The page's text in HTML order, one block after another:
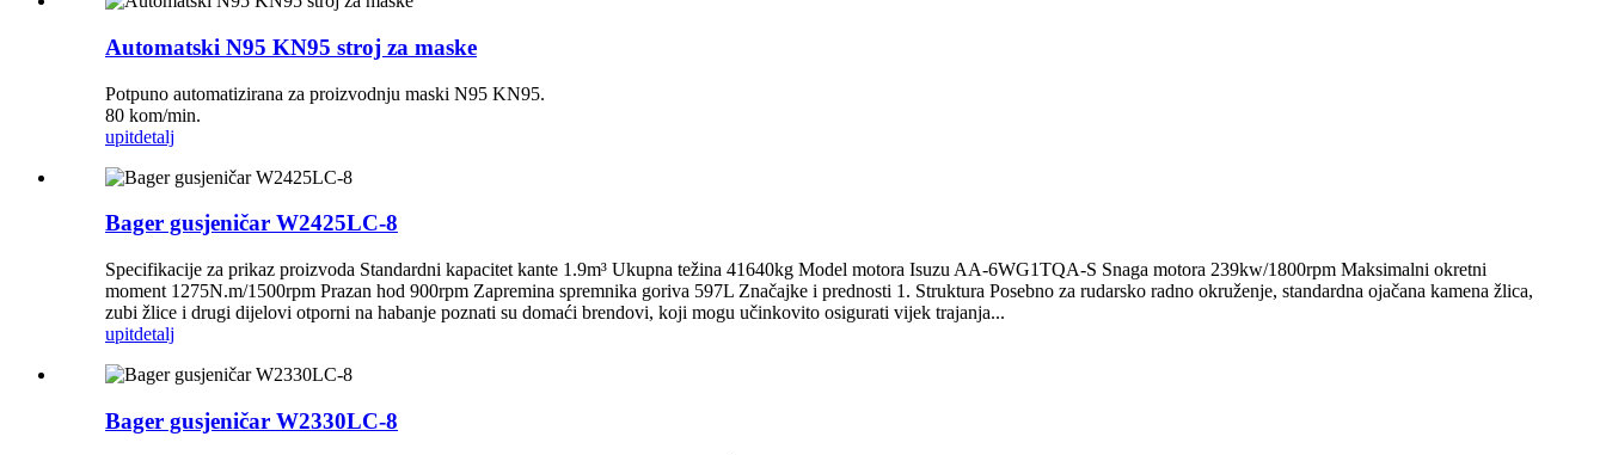
Automatski N95 KN95 stroj za maske
Potpuno automatizirana za proizvodnju maski N95 KN95.
80 kom/min.
upitdetalj
Bager gusjeničar W2425LC-8
Specifikacije za prikaz proizvoda Standardni kapacitet kante 1.9m³ Ukupna težina 41640kg Model motora Isuzu AA-6WG1TQA-S Snaga motora 239kw/1800rpm Maksimalni okretni
moment 1275N.m/1500rpm Prazan hod 900rpm Zapremina spremnika goriva 597L Značajke i prednosti 1. Struktura Posebno za rudarsko radno okruženje, standardna ojačana kamena žlica,
zubi žlice i drugi dijelovi otporni na habanje poznati su domaći brendovi, koji mogu učinkovito osigurati vijek trajanja...
upitdetalj
Bager gusjeničar W2330LC-8